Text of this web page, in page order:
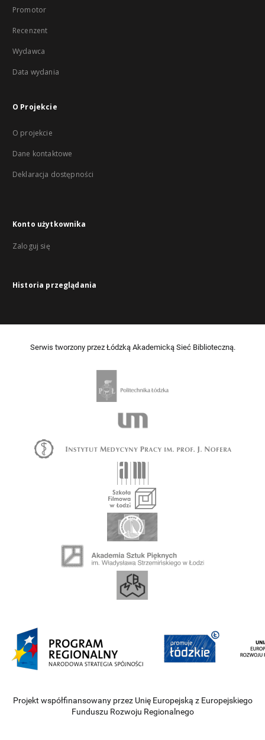
Promotor
Recenzent
Wydawca
Data wydania
O Projekcie
O projekcie
Dane kontaktowe
Deklaracja dostępności
Konto użytkownika
Zaloguj się
Historia przeglądania
Serwis tworzony przez Łódzką Akademicką Sieć Biblioteczną.
Projekt współfinansowany przez Unię Europejską z Europejskiego
Funduszu Rozwoju Regionalnego